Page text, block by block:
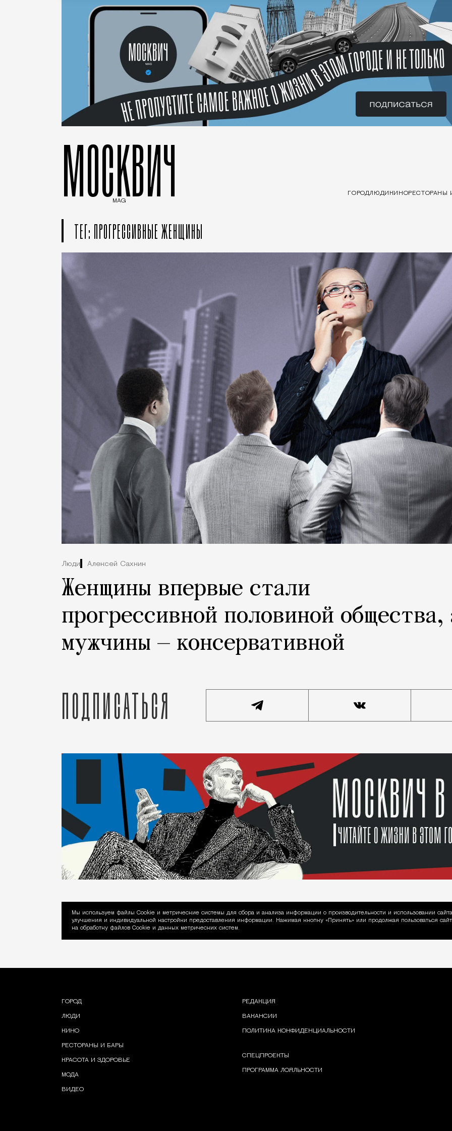
МОСКВИЧ
MAG
ГОРОДЛЮДИ КИНОРЕСТОРАНЫ
ТЕГ: ПРОГРЕССИВНЫЕ ЖЕНЩИНЫ
Люди Алексей Сахнин
Женщины впервые стали
прогрессивной половиной общества,
мужчины — консервативной
Подписаться
Уведомление об использовании Cookie
Мы используем файлы Сookie и метрические системы для сбора и анализа информации о производительности и использовании
улучшения и индивидуальной настройки предоставления информации. Нажимая кнопку «Принять» или продолжая пользоваться
на обработку файлов Cookie и данных метрических систем.
ГОРОД
ЛЮДИ
КИНО
РЕСТОРАНЫ И БАРЫ
КРАСОТА И ЗДОРОВЬЕ
МОДА
ВИДЕО
РЕДАКЦИЯ
ВАКАНСИИ
ПОЛИТИКА КОНФИДЕНЦИАЛЬНОСТИ
СПЕЦПРОЕКТЫ
ПРОГРАММА ЛОЯЛЬНОСТИ